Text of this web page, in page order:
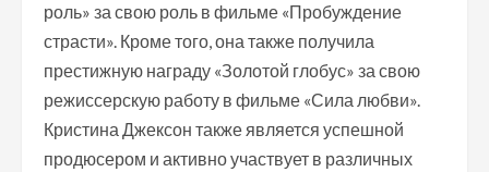
роль» за свою роль в фильме «Пробуждение
страсти». Кроме того, она также получила
престижную награду «Золотой глобус» за свою
режиссерскую работу в фильме «Сила любви».
Кристина Джексон также является успешной
продюсером и активно участвует в различных